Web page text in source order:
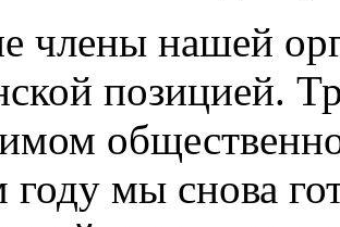
члены нашей
позицией.
году мы снова